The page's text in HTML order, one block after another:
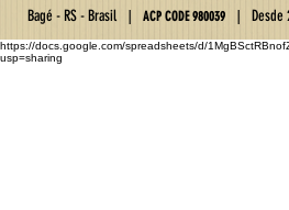
Bagé - RS - Brasil|ACP CODE980039 Desde
https://docs.google.com/spreadsheets/d/
usp=sharing